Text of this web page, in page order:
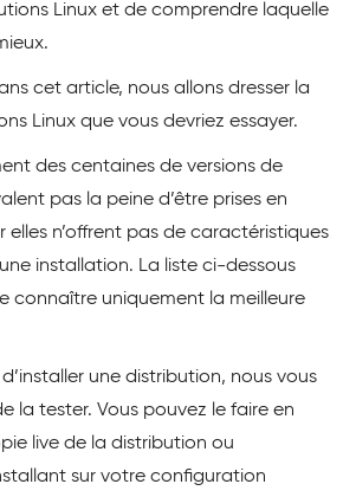
Linux et de comprendre laquelle
cet article, nous allons dresser la
Linux que vous devriez essayer.
des centaines de versions de
pas la peine d’être prises en
n’offrent pas de caractéristiques
installation. La liste ci-dessous
connaître uniquement la meilleure
une distribution, nous vous
la tester. Vous pouvez le faire en
live de la distribution ou
sur votre configuration